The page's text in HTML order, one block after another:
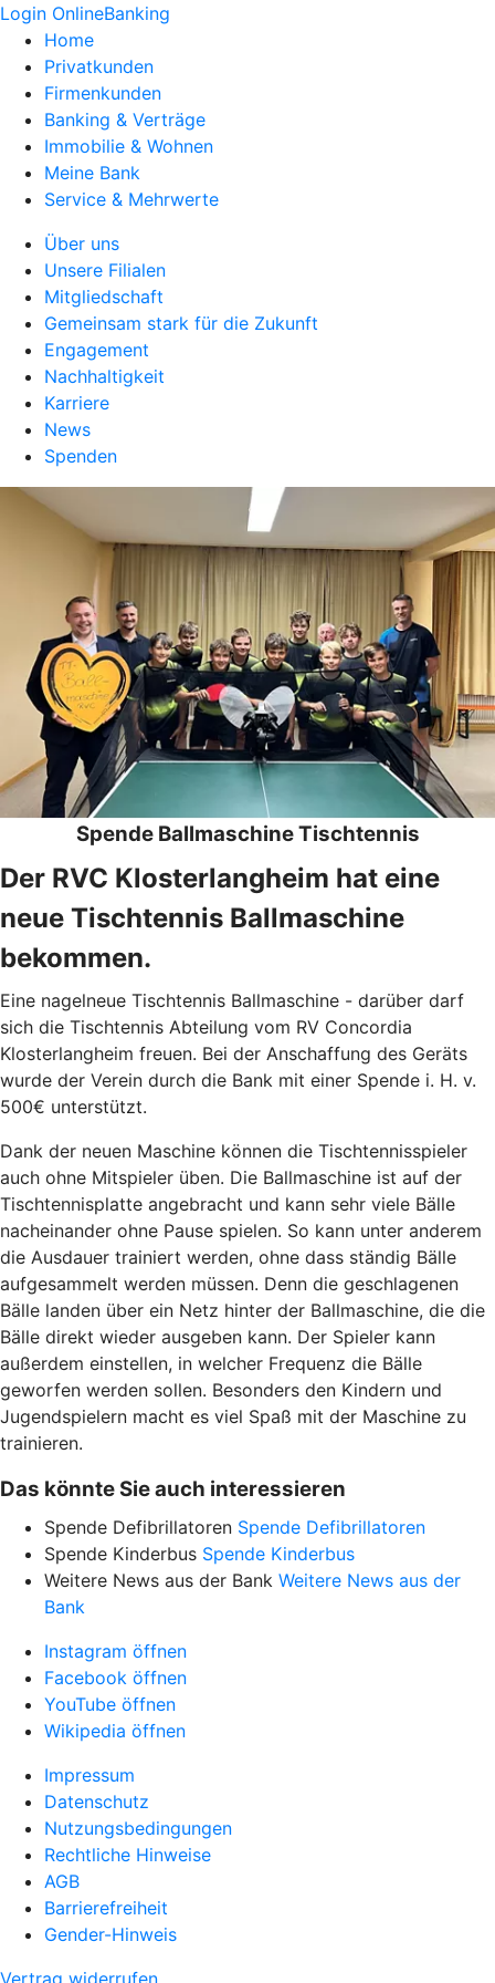
Login OnlineBanking
Home
Privatkunden
Firmenkunden
Banking & Verträge
Immobilie & Wohnen
Meine Bank
Service & Mehrwerte
Über uns
Unsere Filialen
Mitgliedschaft
Gemeinsam stark für die Zukunft
Engagement
Nachhaltigkeit
Karriere
News
Spenden
Spende Ballmaschine Tischtennis
Der RVC Klosterlangheim hat eine
neue Tischtennis Ballmaschine
bekommen.
Eine nagelneue Tischtennis Ballmaschine - darüber darf
sich die Tischtennis Abteilung vom RV Concordia
Klosterlangheim freuen. Bei der Anschaffung des Geräts
wurde der Verein durch die Bank mit einer Spende i. H. v.
500€ unterstützt.
Dank der neuen Maschine können die Tischtennisspieler
auch ohne Mitspieler üben. Die Ballmaschine ist auf der
Tischtennisplatte angebracht und kann sehr viele Bälle
nacheinander ohne Pause spielen. So kann unter anderem
die Ausdauer trainiert werden, ohne dass ständig Bälle
aufgesammelt werden müssen. Denn die geschlagenen
Bälle landen über ein Netz hinter der Ballmaschine, die die
Bälle direkt wieder ausgeben kann. Der Spieler kann
außerdem einstellen, in welcher Frequenz die Bälle
geworfen werden sollen. Besonders den Kindern und
Jugendspielern macht es viel Spaß mit der Maschine zu
trainieren.
Das könnte Sie auch interessieren
Spende Defibrillatoren Spende Defibrillatoren
Spende Kinderbus Spende Kinderbus
Weitere News aus der Bank Weitere News aus der
Bank
Instagram öffnen
Facebook öffnen
YouTube öffnen
Wikipedia öffnen
Impressum
Datenschutz
Nutzungsbedingungen
Rechtliche Hinweise
AGB
Barrierefreiheit
Gender-Hinweis
Vertrag widerrufen